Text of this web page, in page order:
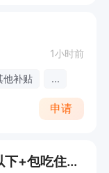
1小时前
他补贴 ...
申请
普工/操作工(接受学徒+45岁以下+包吃住+五险+公积金+福利待遇好)